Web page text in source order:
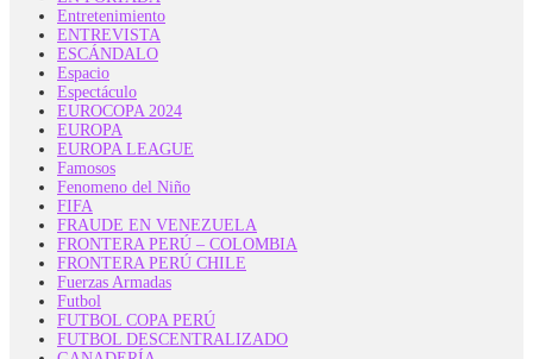
Entretenimiento
ENTREVISTA
ESCÁNDALO
Espacio
Espectáculo
EUROCOPA 2024
EUROPA
EUROPA LEAGUE
Famosos
Fenomeno del Niño
FIFA
FRAUDE EN VENEZUELA
FRONTERA PERÚ – COLOMBIA
FRONTERA PERÚ CHILE
Fuerzas Armadas
Futbol
FUTBOL COPA PERÚ
FUTBOL DESCENTRALIZADO